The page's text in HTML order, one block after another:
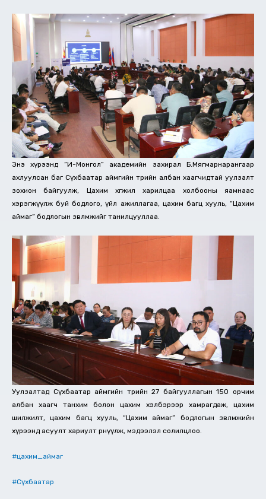
Энэ хүрээнд “И-Монгол” академийн захирал Б.Мягмарнарангаар
ахлуулсан баг Сүхбаатар аймгийн төрийн албан хаагчидтай уулзалт
зохион байгуулж, Цахим хөгжил харилцаа холбооны яамнаас
хэрэгжүүлж буй бодлого, үйл ажиллагаа, цахим багц хууль, “Цахим
аймаг” бодлогын зөвлөмжийг танилцууллаа.
Уулзалтад Сүхбаатар аймгийн төрийн 27 байгууллагын 150 орчим
албан хаагч танхим болон цахим хэлбэрээр хамрагдаж, цахим
шилжилт, цахим багц хууль, “Цахим аймаг” бодлогын зөвлөмжийн
хүрээнд асуулт хариулт өрнүүлж, мэдээлэл солилцлоо.
#цахим_аймаг
#Сүхбаатар